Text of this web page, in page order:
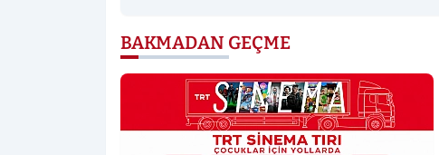
BAKMADAN GEÇME